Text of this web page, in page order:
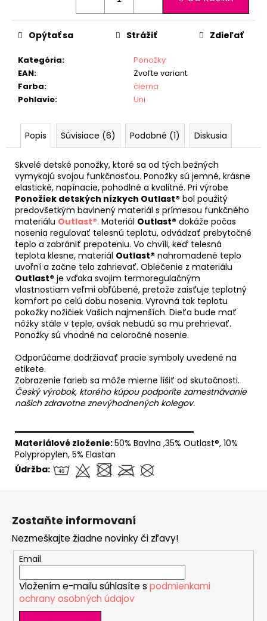
Kategória:
Ponožky
EAN:
Zvoľte variant
Farba:
čierna
Pohlavie: Uni
Opýtať sa Strážiť Zdieľať
Popis Súvisiace (6) Podobné (1) Diskusia
Skvelé detské ponožky, ktoré sa od tých bežných
vymykajú svojou funkčnosťou. Ponožky sú jemné, krásne
elastické, napínacie, pohodlné a kvalitné. Pri výrobe
Ponožiek detských nízkych Outlast® bol použitý
predovšetkým bavlnený materiál s prímesou funkčného
materiálu Outlast®. Materiál Outlast® dokáže počas
nosenia regulovať telesnú teplotu, odvádzať prebytočné
teplo a zabrániť prepoteniu. Vo chvíli, keď telesná
teplota klesne, materiál Outlast® nahromadené teplo
uvoľní a začne telo zahrievať. Oblečenie z materiálu
Outlast® je vďaka svojim termoregulačným
vlastnostiam veľmi obľúbené, pretože zaisťuje teplotný
komfort po celú dobu nosenia. Vyrovná tak teplotu
pokožky nožičiek Vašich najmenších. Dieťa bude mať
nôžky stále v teple, avšak nebudú sa mu prehrievať.
Ponožky sú vhodné na celoročné nosenie.
Odporúčame dodržiavať pracie symboly uvedené na
etikete.
Zobrazenie farieb sa môže mierne líšiť od skutočnosti.
Český výrobok, ktorého kúpou podporíte zamestnávanie
našich zdravotne znevýhodnených kolegov.
══════════════════════════════
Materiálové zloženie:50% Bavlna ,35% Outlast®, 10%
Polypropylen, 5% Elastan
Údržba:
Zostaňte informovaní
Nezmeškajte žiadne novinky či zľavy!
Email
Vložením e-mailu súhlasíte s podmienkami
ochrany osobných údajov